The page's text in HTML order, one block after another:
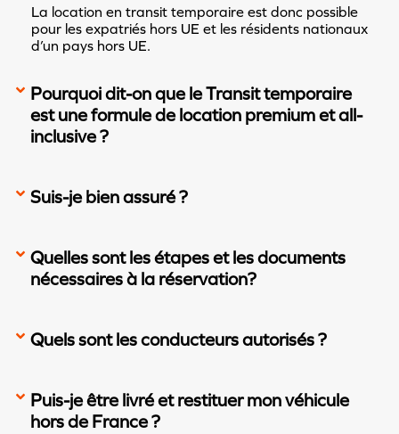
La location en transit temporaire est donc possible
pour les expatriés hors UE et les résidents nationaux
d’un pays hors UE.
Pourquoi dit-on que le Transit temporaire
est une formule de location premium et all-
inclusive ?
Suis-je bien assuré ?
Quelles sont les étapes et les documents
nécessaires à la réservation?
Quels sont les conducteurs autorisés ?
Puis-je être livré et restituer mon véhicule
hors de France ?